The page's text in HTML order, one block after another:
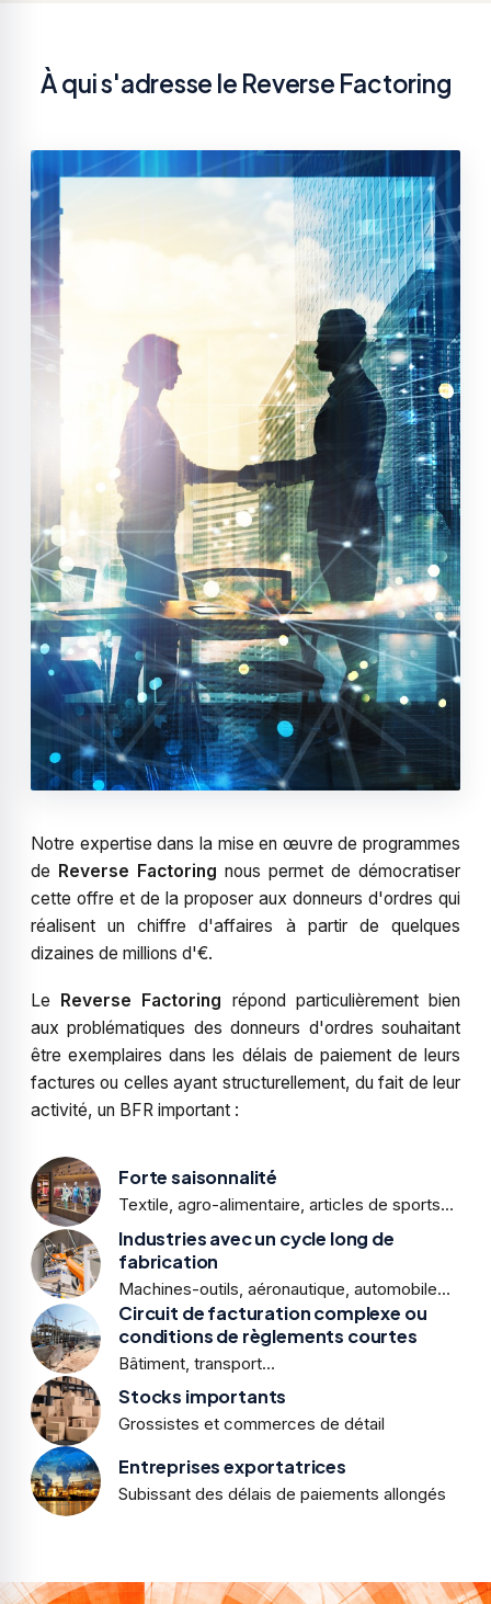
À qui s'adresse le Reverse Factoring
Notre expertise dans la mise en œuvre de programmes
de Reverse Factoring nous permet de démocratiser
cette offre et de la proposer aux donneurs d'ordres qui
réalisent un chiffre d'affaires à partir de quelques
dizaines de millions d'€.
Le Reverse Factoring répond particulièrement bien
aux problématiques des donneurs d'ordres souhaitant
être exemplaires dans les délais de paiement de leurs
factures ou celles ayant structurellement, du fait de leur
activité, un BFR important :
Forte saisonnalité
Textile, agro-alimentaire, articles de sports…
Industries avec un cycle long de
fabrication
Machines-outils, aéronautique, automobile…
Circuit de facturation complexe ou
conditions de règlements courtes
Bâtiment, transport…
Stocks importants
Grossistes et commerces de détail
Entreprises exportatrices
Subissant des délais de paiements allongés